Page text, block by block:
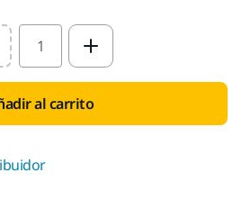
quantity value
al carrito